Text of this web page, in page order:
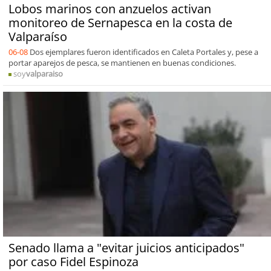
Lobos marinos con anzuelos activan
monitoreo de Sernapesca en la costa de
Valparaíso
06-08 Dos ejemplares fueron identificados en Caleta Portales y, pese a
portar aparejos de pesca, se mantienen en buenas condiciones.
soyvalparaiso
Senado llama a "evitar juicios anticipados"
por caso Fidel Espinoza